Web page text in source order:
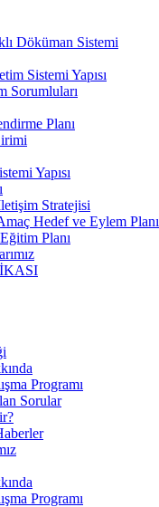
Döküman Sistemi
Sistemi Yapısı
Sorumluları
Planı
Yapısı
Stratejisi
Hedef ve Eylem Planı
Planı
Programı
Sorular
Programı